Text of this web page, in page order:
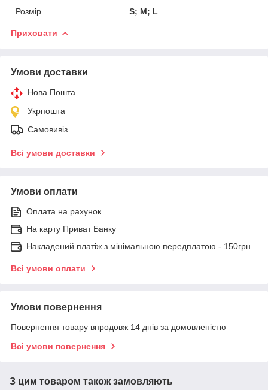
Розмір
S; M; L
Приховати
Умови доставки
Нова Пошта
Укрпошта
Самовивіз
Всі умови доставки
Умови оплати
Оплата на рахунок
На карту Приват Банку
Накладений платіж з мінімальною передплатою - 150грн.
Всі умови оплати
Умови повернення
Повернення товару впродовж 14 днів за домовленістю
Всі умови повернення
З цим товаром також замовляють